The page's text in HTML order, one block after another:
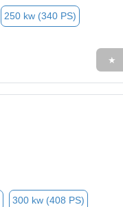
250 kw (340 PS)
★
300 kw (408 PS)